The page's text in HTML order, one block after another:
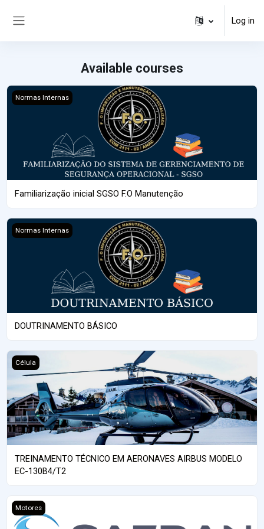
Log in
Available courses
Course image Familiarização inicial SGSO F.O Manutenção
Normas Internas
Familiarização inicial SGSO F.O Manutenção
Course image DOUTRINAMENTO BÁSICO
Normas Internas
DOUTRINAMENTO BÁSICO
Course image TREINAMENTO TÉCNICO EM AERONAVES AIRBUS
Célula
TREINAMENTO TÉCNICO EM AERONAVES AIRBUS MODELO
EC-130B4/T2
Course image TREINAMENTO TÉCNICO EM MOTORES ARRIEL 2
Motores